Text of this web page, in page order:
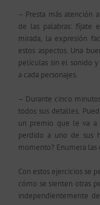
– Presta más atención
de las palabras: fíjate
mirada, la expresión
estos aspectos. Una
películas sin el sonido
a cada personajes.
– Durante cinco
todos sus detalles.
un premio que le va a
perdido a uno de sus
momento? Enumera
Con estos ejercicios se
cómo se sienten otras
independientemente